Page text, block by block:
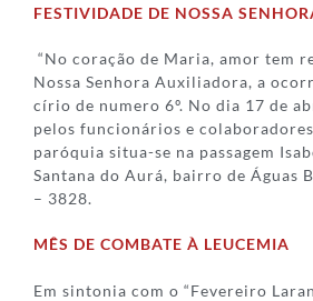
FESTIVIDADE DE NOSSA
“No coração de Maria, amor tem
Nossa Senhora Auxiliadora, a
círio de numero 6º. No dia 17 de
pelos funcionários e
paróquia situa-se na passagem
Santana do Aurá, bairro de Águas
– 3828.
MÊS DE COMBATE À LEUCEMIA
Em sintonia com o “Fevereiro